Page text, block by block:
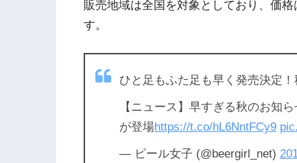
販売地域は全国を対象としており、価
す。
ひと足もふた足も早く発売決定
【ニュース】早すぎる秋のお知
が登場https://t.co/hL6NntFCy9
— ビール女子 (@beergirl_net)